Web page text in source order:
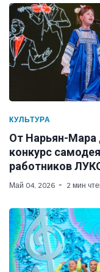
КУЛЬТУРА
От Нарьян-Мара
конкурс
работников
Май 04, 2026 2 мин